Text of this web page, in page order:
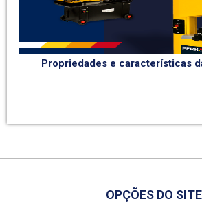
Propriedades e características
OPÇÕES DO SITE